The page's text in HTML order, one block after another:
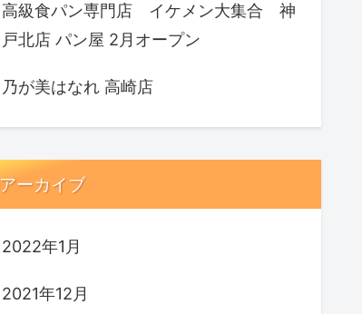
高級食パン専門店 イケメン大集合 神
戸北店 パン屋 2月オープン
乃が美はなれ 高崎店
アーカイブ
2022年1月
2021年12月